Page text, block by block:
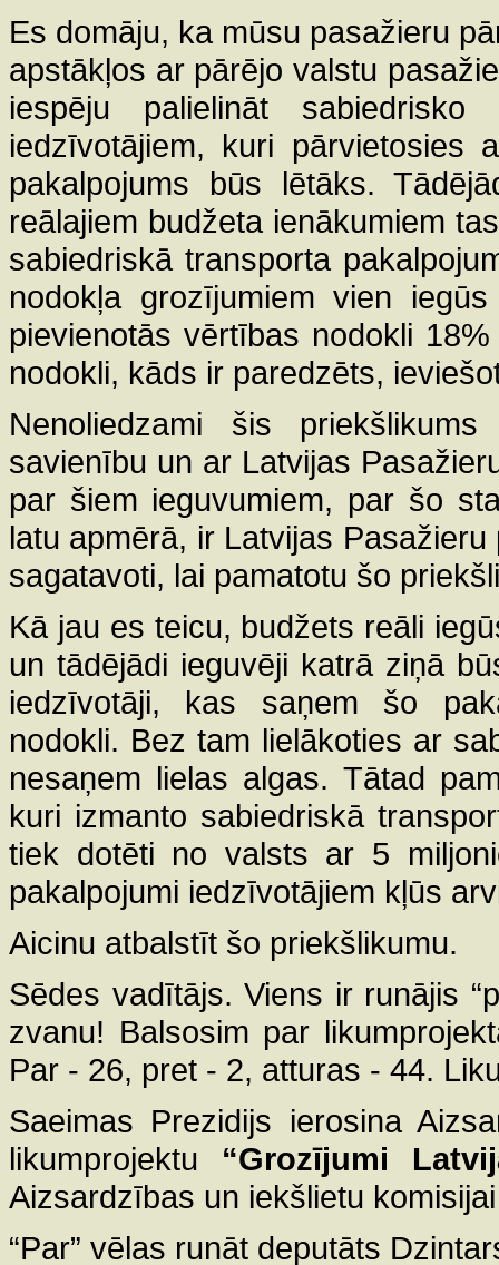
Es domāju, ka mūsu pasažieru
apstākļos ar pārējo valstu
iespēju palielināt
iedzīvotājiem, kuri pārvietosies
pakalpojums būs lētāks.
reālajiem budžeta ienākumiem
sabiedriskā transporta
nodokļa grozījumiem vien
pievienotās vērtības nodokli
nodokli, kāds ir paredzēts,
Nenoliedzami šis
savienību un ar Latvijas
par šiem ieguvumiem, par šo
latu apmērā, ir Latvijas
sagatavoti, lai pamatotu šo
Kā jau es teicu, budžets reāli
un tādējādi ieguvēji katrā ziņā
iedzīvotāji, kas saņem šo
nodokli. Bez tam lielākoties ar
nesaņem lielas algas. Tātad
kuri izmanto sabiedriskā
tiek dotēti no valsts ar 5
pakalpojumi iedzīvotājiem kļūs
Aicinu atbalstīt šo priekšlikumu.
Sēdes vadītājs. Viens ir runājis
zvanu! Balsosim par
Par - 26, pret - 2, atturas - 44.
Saeimas Prezidijs ierosina
likumprojektu “Grozījumi
Aizsardzības un iekšlietu
“Par” vēlas runāt deputāts